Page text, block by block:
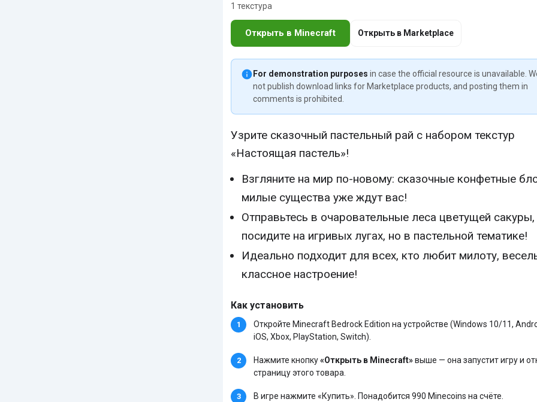
1 текстура
Открыть в Minecraft Открыть в Marketplace
For demonstration purposes in case the official resource is unavailable.
not publish download links for Marketplace products, and posting them in
comments is prohibited.
Узрите сказочный пастельный рай с набором текстур
«Настоящая пастель»!
Взгляните на мир по-новому: сказочные конфетные
милые существа уже ждут вас!
Отправьтесь в очаровательные леса цветущей сакуры,
посидите на игривых лугах, но в пастельной тематике!
Идеально подходит для всех, кто любит милоту,
классное настроение!
Как установить
Откройте Minecraft Bedrock Edition на устройстве (Windows 10/11,
iOS, Xbox, PlayStation, Switch).
Нажмите кнопку«Открыть в Minecraft»выше — она запустит игру и
страницу этого товара.
В игре нажмите «Купить». Понадобится 990 Minecoins на счёте.